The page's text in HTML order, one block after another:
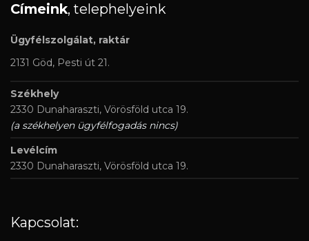
Címeink, telephelyeink
Ügyfélszolgálat, raktár
2131 Göd, Pesti út 21.
Székhely
2330 Dunaharaszti, Vörösföld utca 19.
(a székhelyen ügyfélfogadás nincs)
Levélcím
2330 Dunaharaszti, Vörösföld utca 19.
Kapcsolat: